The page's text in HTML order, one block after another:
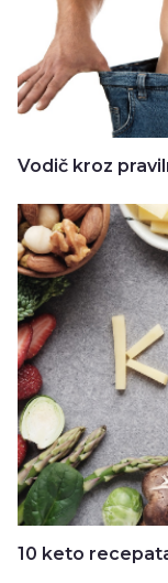
Vodič kroz
10 keto